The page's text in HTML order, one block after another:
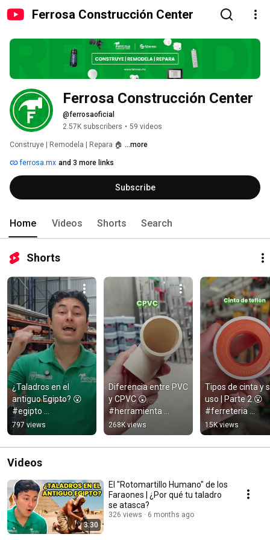
Ferrosa Construcción Center
Ferrosa Construcción Center
@ferrosaoficial
2.57K subscribers • 59 videos
Construye | Remodela | Repara 🏠 ...more
ferrosa.mx and 3 more links
Subscribe
Home Videos Shorts Search
Shorts
¿Taladros en el
antiguo Egipto? 😮
#egipto
#herramientas
#shorts
797 views
Diferencia entre PVC
y CPVC 😲
#herramienta
#consejos #tuberia
#guadalajara
#zapopan
268K views
Tipos de cinta y
uso | Parte 2 😮
#ferreteria
#herramienta
#consejos
#cinta
15K views
Videos
3:30
El "Rotomartillo Humano" de los
Faraones | ¿Por qué tu taladro
se atasca?
326 views 6 months ago